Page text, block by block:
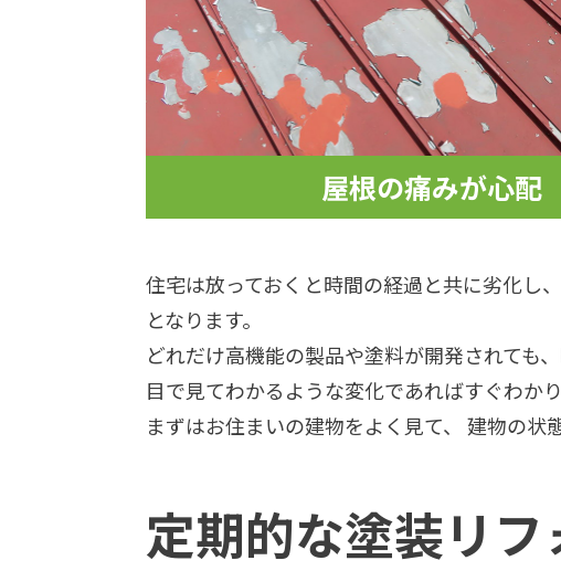
屋根の痛みが心配
住宅は放っておくと時間の経過と共に劣化し
となります。
どれだけ高機能の製品や塗料が開発されても
目で見てわかるような変化であればすぐわか
まずはお住まいの建物をよく見て、 建物の状
定期的な塗装リ